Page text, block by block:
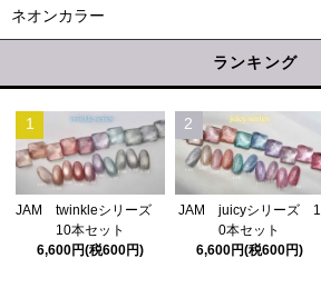
ネオンカラー
ランキング
1
JAM twinkleシリーズ
10本セット
6,600円(税600円)
2
JAM juicyシリーズ 1
0本セット
6,600円(税600円)